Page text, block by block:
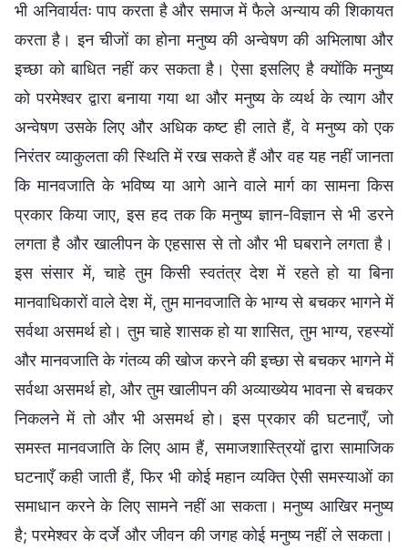
भी अनिवार्यतः पाप करता है और समाज में फैले अन्याय की शिकायत
करता है। इन चीजों का होना मनुष्य की अन्वेषण की अभिलाषा और
इच्छा को बाधित नहीं कर सकता है। ऐसा इसलिए है क्योंकि मनुष्य
को परमेश्वर द्वारा बनाया गया था और मनुष्य के व्यर्थ के त्याग और
अन्वेषण उसके लिए और अधिक कष्ट ही लाते हैं, वे मनुष्य को एक
निरंतर व्याकुलता की स्थिति में रख सकते हैं और वह यह नहीं जानता
कि मानवजाति के भविष्य या आगे आने वाले मार्ग का सामना किस
प्रकार किया जाए, इस हद तक कि मनुष्य ज्ञान-विज्ञान से भी डरने
लगता है और खालीपन के एहसास से तो और भी घबराने लगता है।
इस संसार में, चाहे तुम किसी स्वतंत्र देश में रहते हो या बिना
मानवाधिकारों वाले देश में, तुम मानवजाति के भाग्य से बचकर भागने में
सर्वथा असमर्थ हो। तुम चाहे शासक हो या शासित, तुम भाग्य, रहस्यों
और मानवजाति के गंतव्य की खोज करने की इच्छा से बचकर भागने में
सर्वथा असमर्थ हो, और तुम खालीपन की अव्याख्येय भावना से बचकर
निकलने में तो और भी असमर्थ हो। इस प्रकार की घटनाएँ, जो
समस्त मानवजाति के लिए आम हैं, समाजशास्त्रियों द्वारा सामाजिक
घटनाएँ कही जाती हैं, फिर भी कोई महान व्यक्ति ऐसी समस्याओं का
समाधान करने के लिए सामने नहीं आ सकता। मनुष्य आखिर मनुष्य
है; परमेश्वर के दर्जे और जीवन की जगह कोई मनुष्य नहीं ले सकता।